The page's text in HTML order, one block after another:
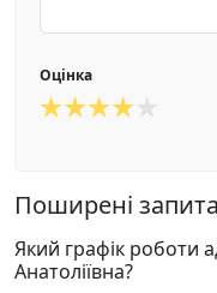
Оцінка
Поширені
Який графік роботи
Анатоліївна?